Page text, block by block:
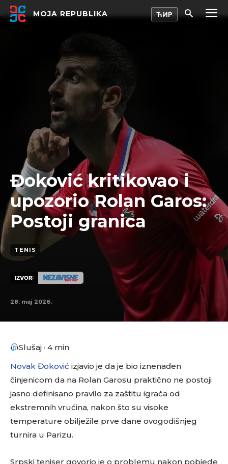
MOJA REPUBLIKA
Đoković kritikovao i
upozorio Rolan Garos:
Postoji granica
TENIS
IZVOR:
28. maj 2026.
Slušaj · 4 min
Novak Đoković izjavio je da je bio iznenađen
činjenicom da na Rolan Garosu praktično ne postoji
jasno definisano pravilo za zaštitu igrača od
ekstremnih vrućina, nakon što su visoke
temperature obilježile prve dane ovogodišnjeg
turnira u Parizu.
Srpski teniser govorio je o problemu nakon pobjede